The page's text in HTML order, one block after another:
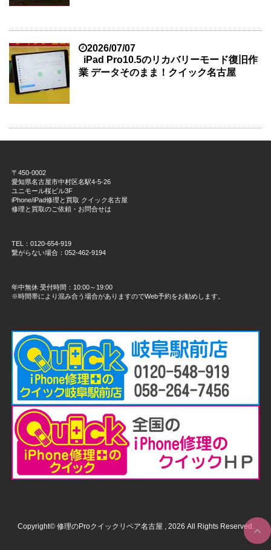
2026/07/07
iPad Pro10.5のリカバリーモード復旧作
業 データそのまま！クイック名古屋
〒450-0002
愛知県名古屋市中村区名駅4-5-26
ユニモール桜ビル3F
iPhone/iPad修理と買取 クイック名古屋
修理と買取のご依頼・お問合せは
TEL：0120-654-919
繋がらない場合：052-462-9194
年中無休 受付時間：10:00～19:00
※時間帯により混み合う場合がありますのでWeb予約をお勧めします。
Copyright© 修理のProクイックリペア名古屋 , 2026 All Rights Reserved.